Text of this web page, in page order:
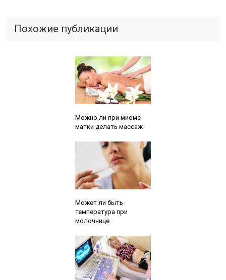
Похожие публикации
Можно ли при миоме
матки делать массаж
Может ли быть
температура при
молочнице